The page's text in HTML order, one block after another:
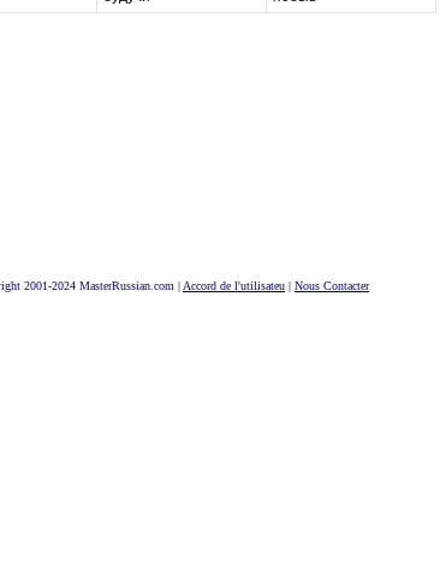
2001-2024 MasterRussian.com | Accord de l'utilisateu | Nous Contacter